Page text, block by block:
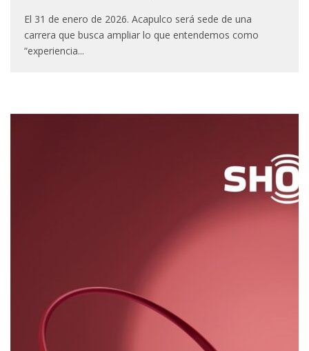
El 31 de enero de 2026. Acapulco será sede de una
carrera que busca ampliar lo que entendemos como
“experiencia...